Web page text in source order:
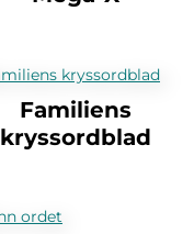
Familiens
kryssordblad